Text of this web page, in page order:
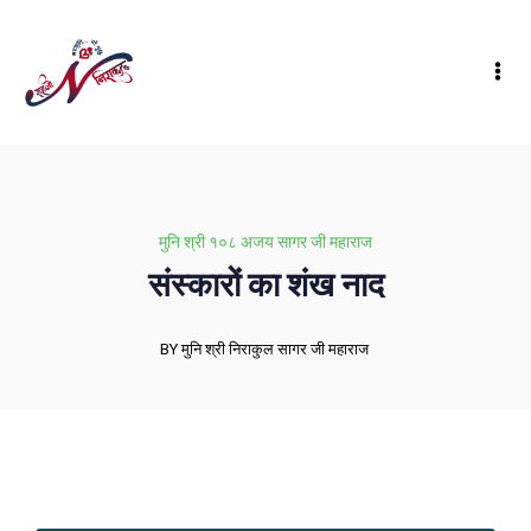
मुनि श्री १०८ अजय सागर जी महाराज
संस्कारों का शंख नाद
BY मुनि श्री निराकुल सागर जी महाराज